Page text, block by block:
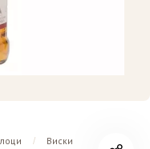
/ Виски